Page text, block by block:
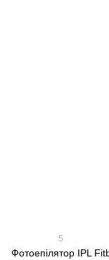
5
Фотоепілятор IPL